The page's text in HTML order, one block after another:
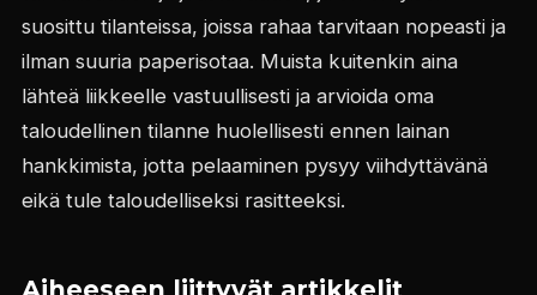
suosittu tilanteissa, joissa rahaa tarvitaan nopeasti ja
ilman suuria paperisotaa. Muista kuitenkin aina
lähteä liikkeelle vastuullisesti ja arvioida oma
taloudellinen tilanne huolellisesti ennen lainan
hankkimista, jotta pelaaminen pysyy viihdyttävänä
eikä tule taloudelliseksi rasitteeksi.